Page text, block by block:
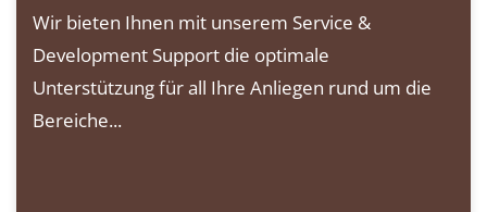
Wir bieten Ihnen mit unserem Service &
Development Support die optimale
Unterstützung für all Ihre Anliegen rund um die
Bereiche...